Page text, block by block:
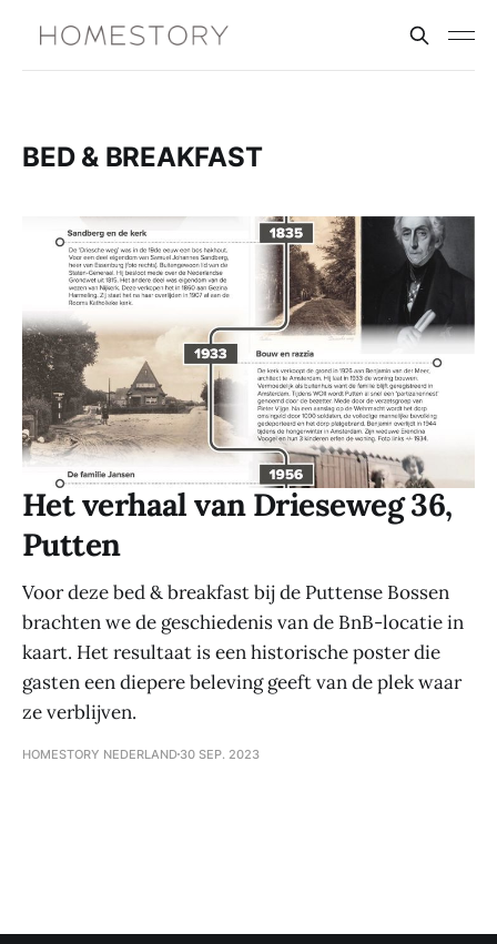
BED & BREAKFAST
Het verhaal van Drieseweg 36,
Putten
Voor deze bed & breakfast bij de Puttense Bossen
brachten we de geschiedenis van de BnB-locatie in
kaart. Het resultaat is een historische poster die
gasten een diepere beleving geeft van de plek waar
ze verblijven.
HOMESTORY NEDERLAND 30 SEP. 2023